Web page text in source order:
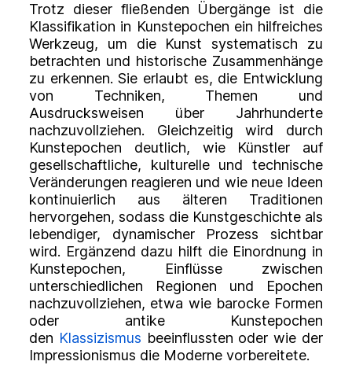
Trotz dieser fließenden Übergänge ist die
Klassifikation in Kunstepochen ein hilfreiches
Werkzeug, um die Kunst systematisch zu
betrachten und historische Zusammenhänge
zu erkennen. Sie erlaubt es, die Entwicklung
von Techniken, Themen und
Ausdrucksweisen über Jahrhunderte
nachzuvollziehen. Gleichzeitig wird durch
Kunstepochen deutlich, wie Künstler auf
gesellschaftliche, kulturelle und technische
Veränderungen reagieren und wie neue Ideen
kontinuierlich aus älteren Traditionen
hervorgehen, sodass die Kunstgeschichte als
lebendiger, dynamischer Prozess sichtbar
wird. Ergänzend dazu hilft die Einordnung in
Kunstepochen, Einflüsse zwischen
unterschiedlichen Regionen und Epochen
nachzuvollziehen, etwa wie barocke Formen
oder antike Kunstepochen
den Klassizismus beeinflussten oder wie der
Impressionismus die Moderne vorbereitete.